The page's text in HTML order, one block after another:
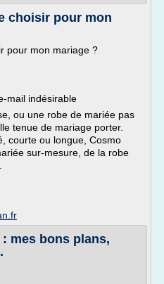
choisir pour mon
pour mon mariage ?
mail indésirable
ou une robe de mariée pas
tenue de mariage porter.
courte ou longue, Cosmo
sur-mesure, de la robe
mes bons plans,